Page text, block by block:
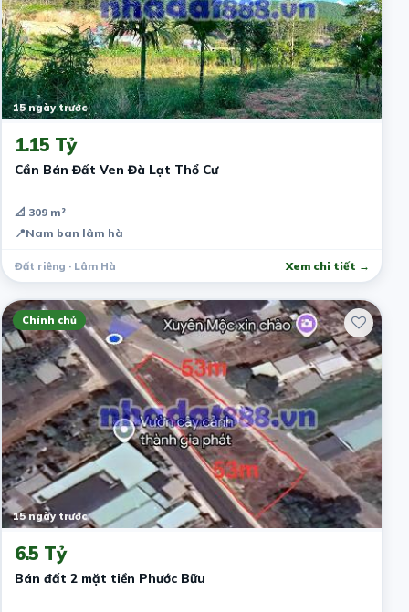
15 ngày trước
1.15 Tỷ
Cần Bán Đất Ven Đà Lạt Thổ Cư
📐 309 m²
📍Nam ban lâm hà
Đất riêng · Lâm Hà Xem chi tiết →
Chính chủ
15 ngày trước
6.5 Tỷ
Bán đất 2 mặt tiền Phước Bữu